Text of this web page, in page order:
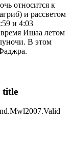
относится к
и рассветом
и 4:03
Ишаа летом
В этом
title